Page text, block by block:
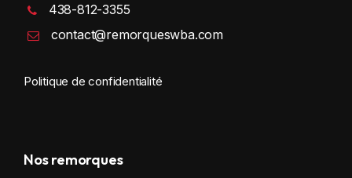
438-812-3355
contact@remorqueswba.com
Politique de confidentialité
Nos remorques